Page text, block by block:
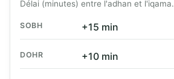
Délai (minutes) entre l'adhan et l'iqama.
SOBH +15 min
DOHR +10 min